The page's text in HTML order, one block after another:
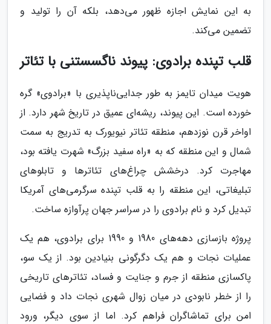
به این نمایش اجازه ظهور می‌دهد، بلکه آن را تولید و
تضمین می‌کند.
قلب تپنده برادوی: پیوند ناگسستنی با تئاتر
هویت میدان تایمز به طور جدایی‌ناپذیری با «برادوی» گره
خورده است. این پیوند، ریشه‌ای عمیق در تاریخ شهر دارد. از
اواخر قرن نوزدهم، منطقه تئاتر نیویورک به تدریج به سمت
شمال و این منطقه که به «راه سفید بزرگ» شهرت یافته بود،
مهاجرت کرد. درخشش چراغ‌های تئاترها و تابلوهای
تبلیغاتی، این منطقه را به قلب تپنده سرگرمی‌های آمریکا
تبدیل کرد و نام برادوی را در سراسر جهان پرآوازه ساخت.
پروژه بازسازی دهه‌های 1980 و 1990 برای برادوی، هم یک
عملیات نجات و هم یک دگرگونی بنیادین بود. از یک سو،
پاکسازی منطقه از جرم و جنایت و فساد، تئاترهای تاریخی
را از خطر نابودی در میان زوال شهری نجات داد و فضایی
امن برای تماشاگران فراهم کرد. اما از سوی دیگر، ورود